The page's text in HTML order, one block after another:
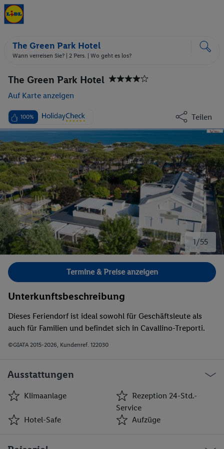
The Green Park Hotel
Wann verreisen Sie? | 2 Pers. | Wo geht es los?
The Green Park Hotel
Auf Karte anzeigen
100% Teilen
1/55
Bild 1 von 55.
Termine & Preise anzeigen
Unterkunftsbeschreibung
Dieses Feriendorf ist ideal sowohl für Geschäftsleute als
auch für Familien und befindet sich in Cavallino-Treporti.
©GIATA 2015-2026, Kundenref. 122030
Ausstattungen
Klimaanlage
Rezeption 24-Std.-
Service
Hotel-Safe
Aufzüge